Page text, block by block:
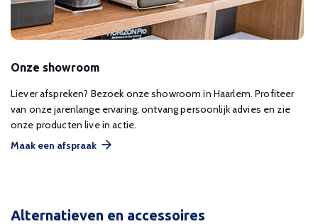
Onze showroom
Liever afspreken? Bezoek onze showroom in Haarlem. Profiteer
van onze jarenlange ervaring, ontvang persoonlijk advies en zie
onze producten live in actie.
Maak een afspraak
Alternatieven en accessoires